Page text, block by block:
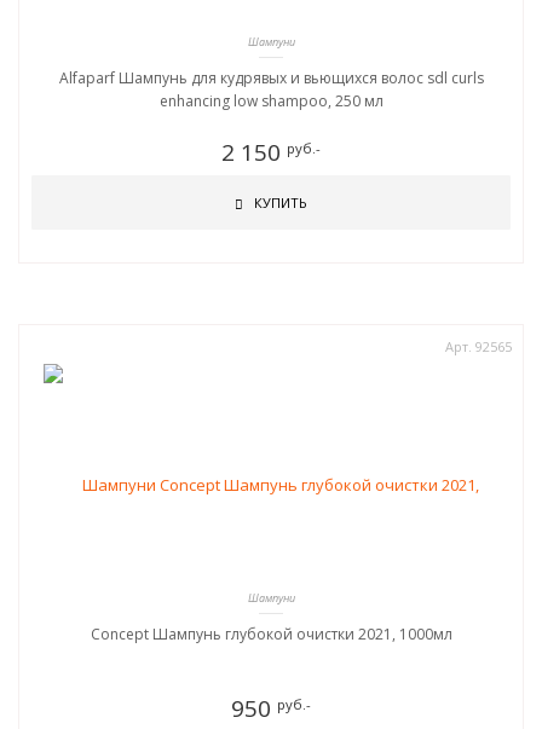
Шампуни
Alfaparf Шампунь для кудрявых и вьющихся волос sdl curls
enhancing low shampoo, 250 мл
2 150 руб.-
КУПИТЬ
Арт. 92565
Шампуни
Concept Шампунь глубокой очистки 2021, 1000мл
950 руб.-